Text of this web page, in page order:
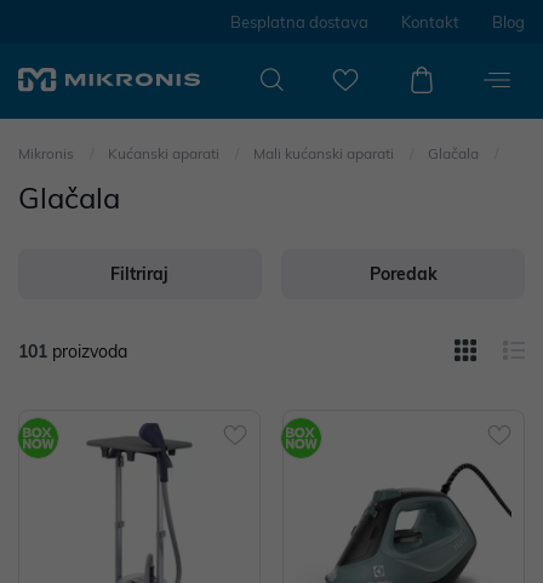
Besplatna dostava Kontakt Blog
Mikronis Kućanski aparati Mali kućanski aparati Glačala
Glačala
Filtriraj Poredak
101 proizvoda